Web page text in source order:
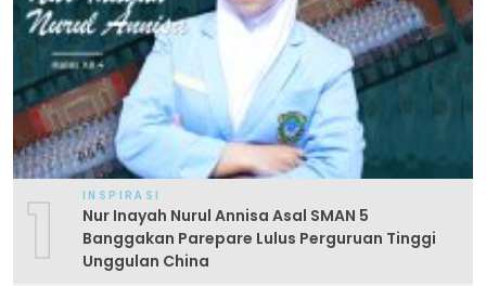
1 INSPIRASI
Nur Inayah Nurul Annisa Asal SMAN 5
Banggakan Parepare Lulus Perguruan Tinggi
Unggulan China